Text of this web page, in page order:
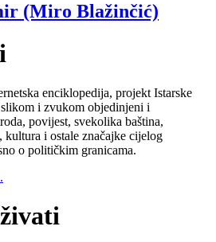
(Miro Blažinčić)
enciklopedija, projekt Istarske
i zvukom objedinjeni i
povijest, svekolika baština,
kultura i ostale značajke cijelog
o političkim granicama.